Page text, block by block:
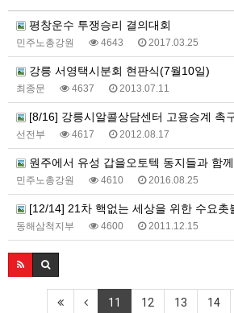
평창운수 투쟁승리 결의대회
민주노총강원 4643 2017.03.25
강릉 서영택시분회 현판식(7월10일)
최종문 4637 2013.07.11
[8/16] 강릉시알콜상담센터 고용승계 촉
선전부 4617 2012.08.17
원주에서 유성 갑을오토텍 동지들과 함께
민주노총강원 4610 2016.08.25
[12/14] 21차 핵없는 세상을 위한 수요촛
동해삼척지부 4600 2011.12.15
11 12 13 14